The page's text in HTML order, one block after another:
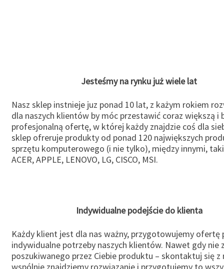
Jesteśmy na rynku już wiele lat
Nasz sklep instnieje juz ponad 10 lat, z każym rokiem
dla naszych klientów by móc przestawić coraz większą i
profesjonalną ofertę, w której każdy znajdzie coś dla
sklep ofreruje produkty od ponad 120 największych
sprzętu komputerowego (i nie tylko), między innymi,
ACER, APPLE, LENOVO, LG, CISCO, MSI.
Indywidualne podejście do klienta
Każdy klient jest dla nas ważny, przygotowujemy ofertę
indywidualne potrzeby naszych klientów. Nawet gdy nie
poszukiwanego przez Ciebie produktu – skontaktuj się z
wspólnie znajdziemy rozwiązanie i przygotujemy to